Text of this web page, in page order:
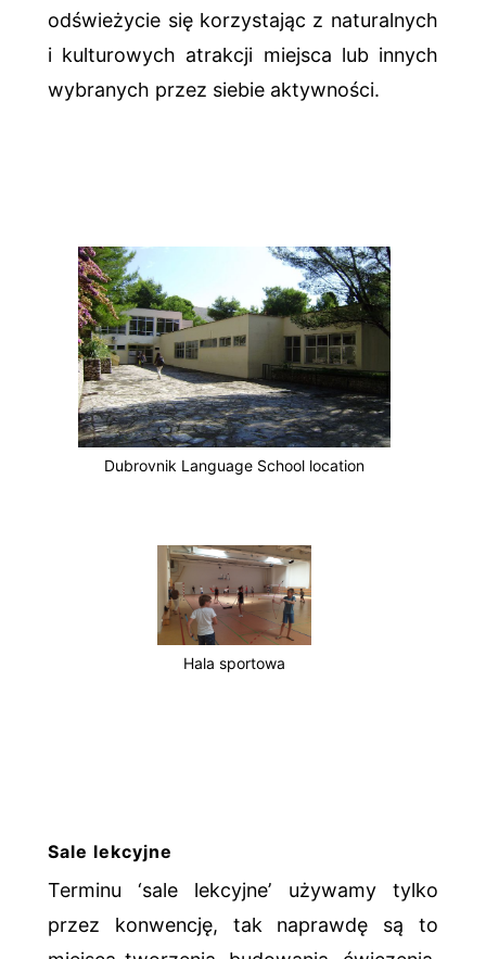
odświeżycie się korzystając z naturalnych
i kulturowych atrakcji miejsca lub innych
wybranych przez siebie aktywności.
Dubrovnik Language School location
Hala sportowa
Sale lekcyjne
Terminu ‘sale lekcyjne’ używamy tylko
przez konwencję, tak naprawdę są to